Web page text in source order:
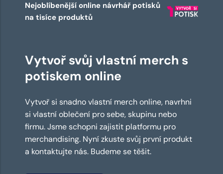
Nejoblíbenější online návrhář potisků
na tisíce produktů
Vytvoř svůj vlastní merch s
potiskem online
Vytvoř si snadno vlastní merch online, navrhni
si vlastní oblečení pro sebe, skupinu nebo
firmu. Jsme schopni zajistit platformu pro
merchandising. Nyní zkuste svůj první produkt
a kontaktujte nás. Budeme se těšit.